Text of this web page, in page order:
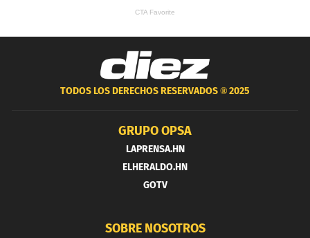
TODOS LOS DERECHOS RESERVADOS ®2025
GRUPO OPSA
LAPRENSA.HN
ELHERALDO.HN
GOTV
SOBRE NOSOTROS